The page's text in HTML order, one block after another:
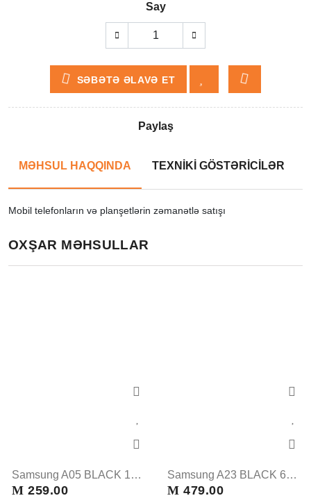
Say
SƏBƏTƏ ƏLAVƏ ET
Paylaş
MƏHSUL HAQQINDA TEXNİKİ GÖSTƏRİCİLƏR
Mobil telefonların və planşetlərin zəmanətlə satışı
OXŞAR MƏHSULLAR
Samsung A05 BLACK 128 GB
M 259.00
Samsung A23 BLACK 64 GB
M 479.00